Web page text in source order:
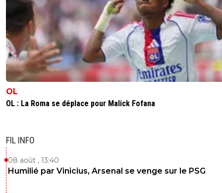
OL
OL : La Roma se déplace pour Malick Fofana
FIL INFO
08 août , 13:40
Humilié par Vinicius, Arsenal se venge sur le PSG